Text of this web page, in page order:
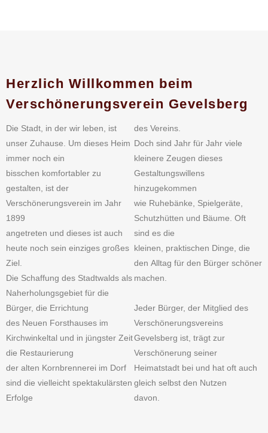
Herzlich Willkommen beim
Verschönerungsverein Gevelsberg
Die Stadt, in der wir leben, ist
unser Zuhause. Um dieses Heim
immer noch ein
bisschen komfortabler zu
gestalten, ist der
Verschönerungsverein im Jahr
1899
angetreten und dieses ist auch
heute noch sein einziges großes
Ziel.
Die Schaffung des Stadtwalds als
Naherholungsgebiet für die
Bürger, die Errichtung
des Neuen Forsthauses im
Kirchwinkeltal und in jüngster Zeit
die Restaurierung
der alten Kornbrennerei im Dorf
sind die vielleicht spektakulärsten
Erfolge
des Vereins.
Doch sind Jahr für Jahr viele
kleinere Zeugen dieses
Gestaltungswillens
hinzugekommen
wie Ruhebänke, Spielgeräte,
Schutzhütten und Bäume. Oft
sind es die
kleinen, praktischen Dinge, die
den Alltag für den Bürger schöner
machen.
Jeder Bürger, der Mitglied des
Verschönerungsvereins
Gevelsberg ist, trägt zur
Verschönerung seiner
Heimatstadt bei und hat oft auch
gleich selbst den Nutzen
davon.